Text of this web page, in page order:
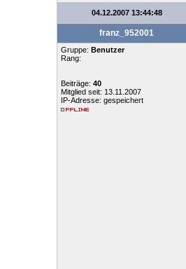
04.12.2007 13:44:48
franz_952001
Gruppe: Benutzer
Rang:
Beiträge: 40
Mitglied seit: 13.11.2007
IP-Adresse: gespeichert